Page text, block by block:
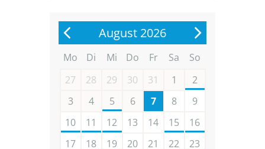
August 2026
Mo Di Mi Do Fr Sa
So
27
28 29 30 31 1
2
3
4 5 6 7 8
9
10
11 12 13 14 15
16
17
18 19 20 21 22
23